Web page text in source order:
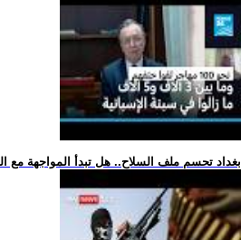
.. بغداد تحسم ملف السلاح.. هل تبدأ المواجهة مع